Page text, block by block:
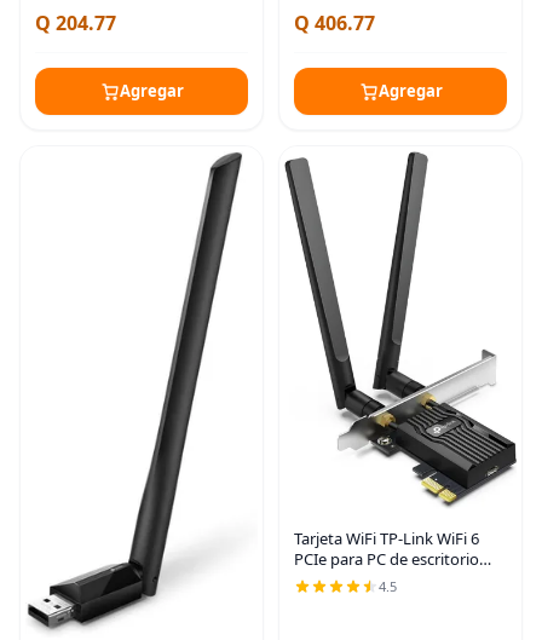
Q 204.77
Agregar
Señal de 1.2Gbps para el
Q 406.77
Agregar
Tarjeta WiFi TP-Link WiFi 6
PCIe para PC de escritorio
AX3000 (Archer TX55E),
Bluetooth 5.2, WPA3,
4.5